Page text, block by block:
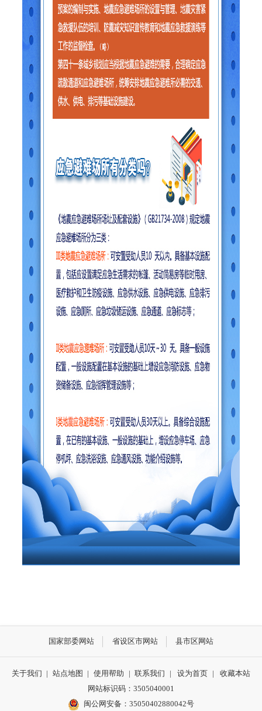
国家部委网站 省设区市网站 县市区网站
关于我们 | 站点地图 | 使用帮助 | 联系我们 | 设为首页 |
收藏本站
网站标识码：3505040001
闽公网安备：35050402880042号